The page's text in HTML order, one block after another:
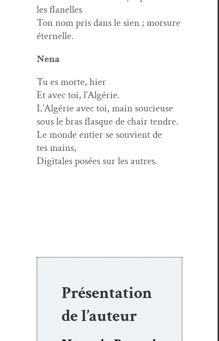
les flanelles
Ton nom pris dans le sien ; mor­sure
éternelle.
Nena
Tu es morte, hier
Et avec toi, l’Algérie.
L’Algérie avec toi, main soucieuse
sous le bras flasque de chair tendre.
Le monde entier se sou­vient de
tes mains,
Dig­i­tales posées sur les autres.
Présentation
de l’auteur